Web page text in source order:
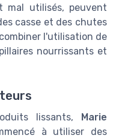
mal utilisés, peuvent
casse et des chutes
l'utilisation de
nourrissants et
lissants, Marie
à utiliser des